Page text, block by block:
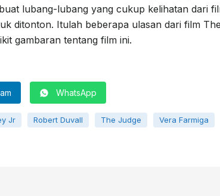
lubang-lubang yang cukup kelihatan dari
ditonton. Itulah beberapa ulasan dari film
gambaran tentang film ini.
WhatsApp
Jr Robert Duvall The Judge Vera Farmiga